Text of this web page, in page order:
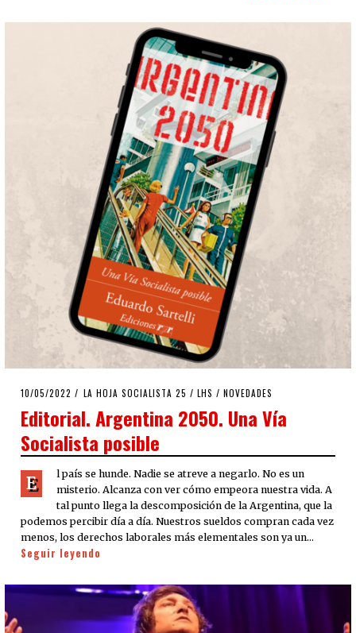
POSTED
10/05/2022 16/05/2022
LA HOJA SOCIALISTA 25 / LHS / NOVEDADES
Editorial. Argentina 2050. Una Vía
Socialista posible
E
l país se hunde. Nadie se atreve a negarlo. No es un
misterio. Alcanza con ver cómo empeora nuestra vida. A
tal punto llega la descomposición de la Argentina, que la
podemos percibir día a día. Nuestros sueldos compran cada vez
menos, los derechos laborales más elementales son ya un…
Seguir leyendo